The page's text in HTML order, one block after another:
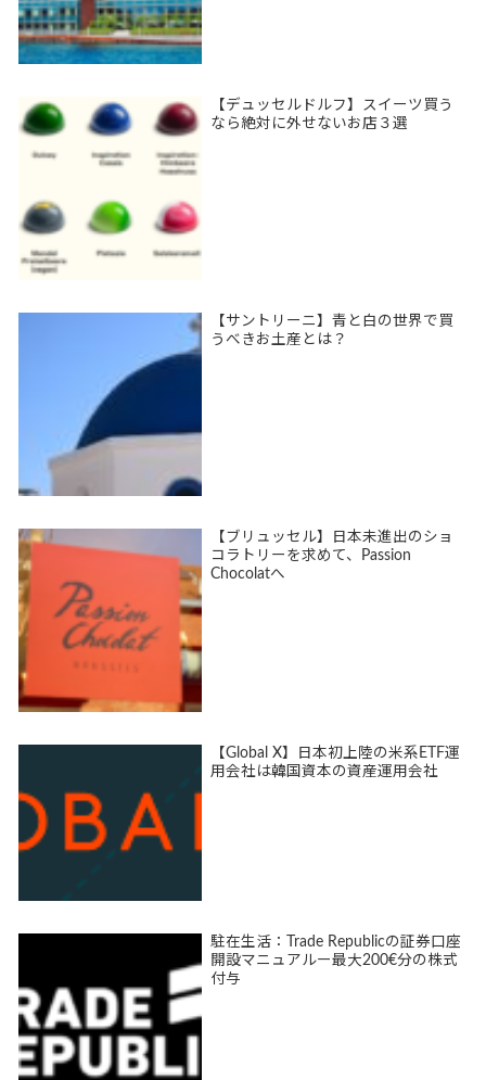
【デュッセルドルフ】スイーツ買う
なら絶対に外せないお店３選
【サントリーニ】青と白の世界で買
うべきお土産とは？
【ブリュッセル】日本未進出のショ
コラトリーを求めて、Passion
Chocolatへ
【Global X】日本初上陸の米系ETF運
用会社は韓国資本の資産運用会社
駐在生活：Trade Republicの証券口座
開設マニュアルー最大200€分の株式
付与